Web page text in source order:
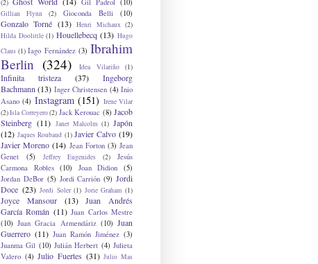
(2)
Gillian Flynn (2) Gioconda Belli (10)
Gonzalo Torné (13) Henri Michaux (2)
Hilda Doolittle (1) Houellebecq (13) Hugo
Claus (1) Iago Fernández (3) Ibrahim
Berlin (324) Idea Vilariño (1)
Infinita tristeza (37)
Ingeborg
Bachmann (13) Inger Christensen (4) Inio
Asano (4) Instagram (151) Irene Vilar
(2)Isla Correyero(2) Jack Kerouac (8) Jacob
Steinberg (11) Janet Malcolm (1) Japón
(12) Jaques Roubaud (1) Javier Calvo (19)
Javier Moreno (14) Jean Forton (3) Jean
Genet
(5) Jeffrey Eugenides (2)
Jesús
Carmona Robles
(10) Joan Didion
(5)
Jordan DeBor (5) Jordi Carrión (9) Jordi
Doce (23) Jordi Soler (1) Jorie Graham (1)
Joyce Mansour (13)
Juan Andrés
García Román (11) Juan Carlos Mestre
(10) Juan Gracia Armendáriz (10) Juan
Guerrero (11) Juan Ramón Jiménez (3)
Juanma Gil (10) Julián Herbert (4) Julieta
Valero (4) Julio Fuertes (31) Julio Mas